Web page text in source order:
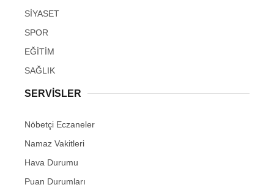
SİYASET
SPOR
EĞİTİM
SAĞLIK
SERVİSLER
Nöbetçi Eczaneler
Namaz Vakitleri
Hava Durumu
Puan Durumları